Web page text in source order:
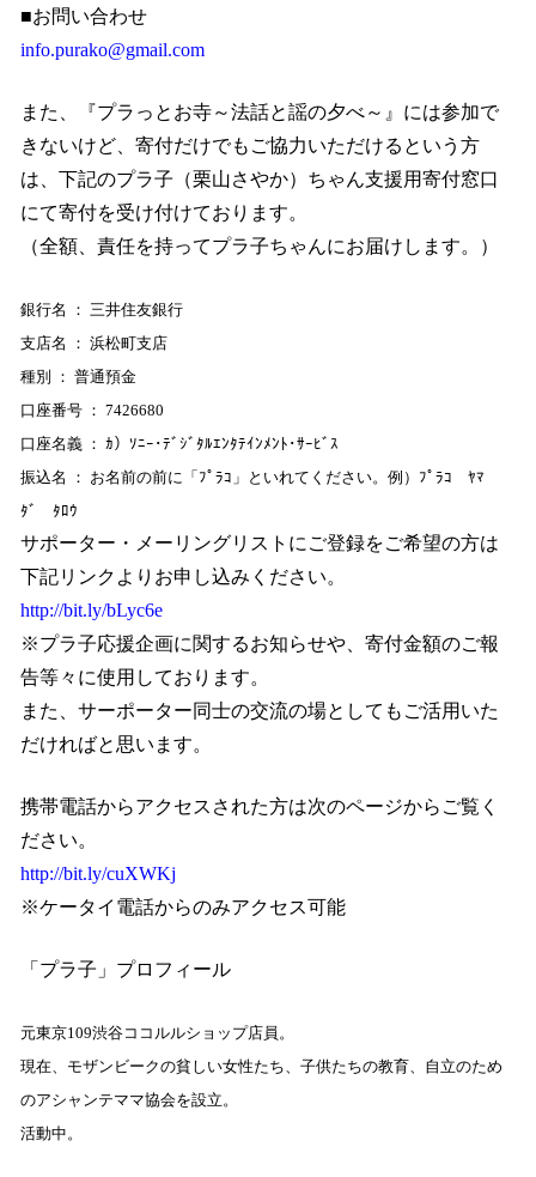
■お問い合わせ
info.purako@gmail.com
また、『プラっとお寺～法話と謡の夕べ～』には参加で
きないけど、寄付だけでもご協力いただけるという方
は、下記のプラ子（栗山さやか）ちゃん支援用寄付窓口
にて寄付を受け付けております。
（全額、責任を持ってプラ子ちゃんにお届けします。）
銀行名 ： 三井住友銀行
支店名 ： 浜松町支店
種別 ： 普通預金
口座番号 ： 7426680
口座名義 ： ｶ）ｿﾆｰ･ﾃﾞｼﾞﾀﾙｴﾝﾀﾃｲﾝﾒﾝﾄ･ｻｰﾋﾞｽ
振込名 ： お名前の前に「ﾌﾟﾗｺ」といれてください。例）ﾌﾟﾗｺ ﾔﾏ
ﾀﾞ ﾀﾛｳ
サポーター・メーリングリストにご登録をご希望の方は
下記リンクよりお申し込みください。
http://bit.ly/bLyc6e
※プラ子応援企画に関するお知らせや、寄付金額のご報
告等々に使用しております。
また、サーポーター同士の交流の場としてもご活用いた
だければと思います。
携帯電話からアクセスされた方は次のページからご覧く
ださい。
http://bit.ly/cuXWKj
※ケータイ電話からのみアクセス可能
「プラ子」プロフィール
元東京109渋谷ココルルショップ店員。
現在、モザンビークの貧しい女性たち、子供たちの教育、自立のため
のアシャンテママ協会を設立。
活動中。